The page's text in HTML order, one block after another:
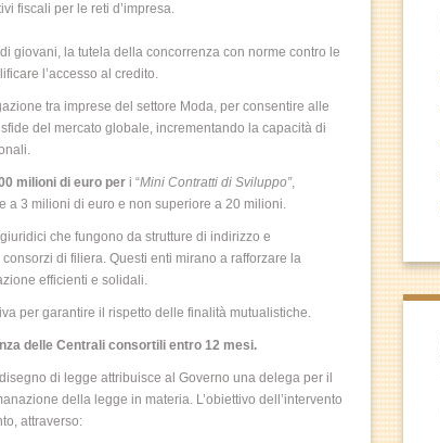
fiscali per le reti d’impresa.
giovani, la tutela della concorrenza con norme contro le
l’accesso al credito.
tra imprese del settore Moda, per consentire alle
del mercato globale, incrementando la capacità di
milioni di euro per i “Mini Contratti di Sviluppo”,
a 3 milioni di euro e non superiore a 20 milioni.
che fungono da strutture di indirizzo e
di filiera. Questi enti mirano a rafforzare la
efficienti e solidali.
per garantire il rispetto delle finalità mutualistiche.
delle Centrali consortili entro 12 mesi.
di legge attribuisce al Governo una delega per il
della legge in materia. L’obiettivo dell’intervento
attraverso: